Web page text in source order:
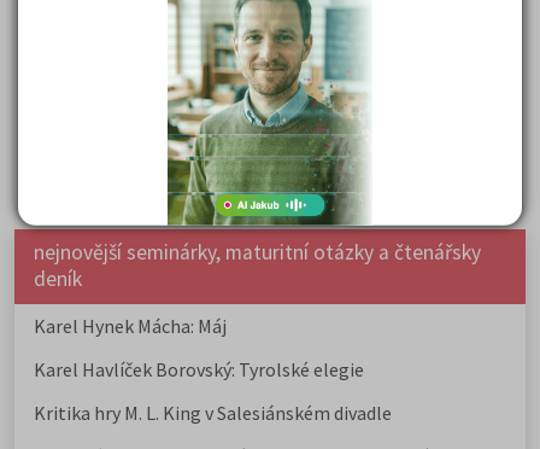
Samostudium vs. přípravný kurz: Co opravdu funguje u
Prestiž a vnímání oborů ve společnosti
Rozcestník po maturitě: VŠ, VOŠ, práce, gap year i další
Jak se dostat na nejžádanější obory vysokých škol
nejnovější seminárky, maturitní otázky a čtenářsky
deník
Karel Hynek Mácha: Máj
Karel Havlíček Borovský: Tyrolské elegie
Kritika hry M. L. King v Salesiánském divadle